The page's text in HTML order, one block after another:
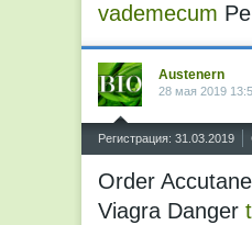
vademecum
Austenern
28 мая 2019
Регистрация: 31.03.2019
Order
Viagra Danger